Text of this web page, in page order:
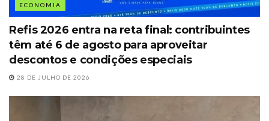
ECONOMIA
Refis 2026 entra na reta final: contribuintes
têm até 6 de agosto para aproveitar
descontos e condições especiais
28 DE JULHO DE 2026